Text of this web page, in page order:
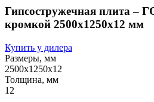
Гипсостружечная плита –
кромкой 2500х1250х12 мм
Купить у дилера
Размеры, мм
2500х1250х12
Толщина, мм
12